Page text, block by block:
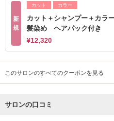
新
規
カット カラー
カット＋シャンプー＋カラ
髪染め ヘアパック付き
¥12,320
このサロンのすべてのクーポンを見る
サロンの口コミ